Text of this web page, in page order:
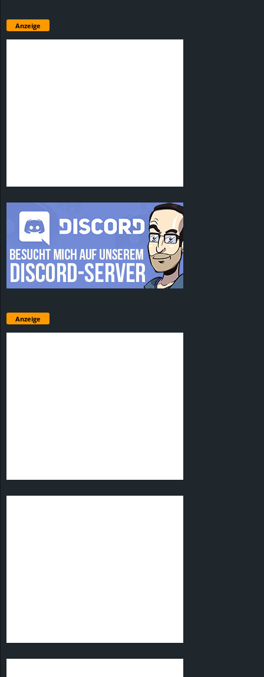
Anzeige
Anzeige